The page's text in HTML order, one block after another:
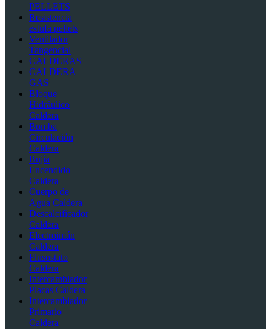
PELLETS
Resistencia
estufa pellets
Ventilador
Tangencial
CALDERAS
CALDERA
GAS
Bloque
Hidráulico
Caldera
Bomba
Circulación
Caldera
Bujía
Encendido
Caldera
Cuerpo de
Agua Caldera
Descalcificador
Caldera
Electroimán
Caldera
Flusostato
Caldera
Intercambiador
Placas Caldera
Intercambiador
Primario
Caldera